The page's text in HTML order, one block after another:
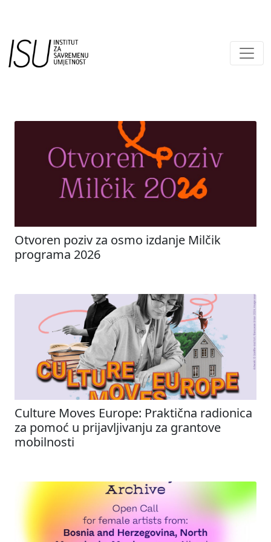
Main Navigation
Otvoren poziv za osmo izdanje Milčik
programa 2026
Culture Moves Europe: Praktična radionica
za pomoć u prijavljivanju za grantove
mobilnosti